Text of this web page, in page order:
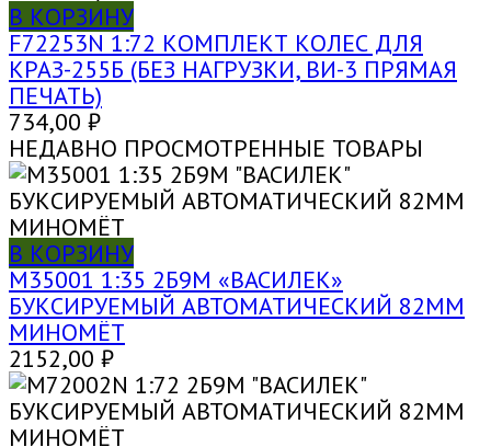
В КОРЗИНУ
F72253N 1:72 КОМПЛЕКТ КОЛЕС ДЛЯ
КРАЗ-255Б (БЕЗ НАГРУЗКИ, ВИ-3 ПРЯМАЯ
ПЕЧАТЬ)
734,00 ₽
НЕДАВНО ПРОСМОТРЕННЫЕ ТОВАРЫ
В КОРЗИНУ
M35001 1:35 2Б9М «ВАСИЛЕК»
БУКСИРУЕМЫЙ АВТОМАТИЧЕСКИЙ 82ММ
МИНОМЁТ
2152,00 ₽